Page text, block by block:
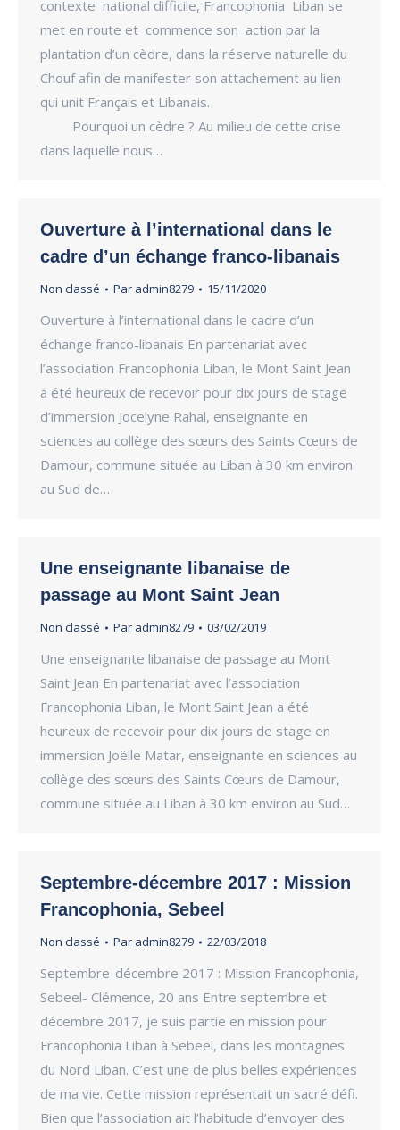
contexte national difficile, Francophonia Liban se
met en route et commence son action par la
plantation d’un cèdre, dans la réserve naturelle du
Chouf afin de manifester son attachement au lien
qui unit Français et Libanais.
Pourquoi un cèdre ? Au milieu de cette crise
dans laquelle nous…
Ouverture à l’international dans le
cadre d’un échange franco-libanais
Non classé Par admin8279 15/11/2020
Ouverture à l’international dans le cadre d’un
échange franco-libanais En partenariat avec
l’association Francophonia Liban, le Mont Saint Jean
a été heureux de recevoir pour dix jours de stage
d’immersion Jocelyne Rahal, enseignante en
sciences au collège des sœurs des Saints Cœurs de
Damour, commune située au Liban à 30 km environ
au Sud de…
Une enseignante libanaise de
passage au Mont Saint Jean
Non classé Par admin8279 03/02/2019
Une enseignante libanaise de passage au Mont
Saint Jean En partenariat avec l’association
Francophonia Liban, le Mont Saint Jean a été
heureux de recevoir pour dix jours de stage en
immersion Joëlle Matar, enseignante en sciences au
collège des sœurs des Saints Cœurs de Damour,
commune située au Liban à 30 km environ au Sud…
Septembre-décembre 2017 : Mission
Francophonia, Sebeel
Non classé Par admin8279 22/03/2018
Septembre-décembre 2017 : Mission Francophonia,
Sebeel- Clémence, 20 ans Entre septembre et
décembre 2017, je suis partie en mission pour
Francophonia Liban à Sebeel, dans les montagnes
du Nord Liban. C’est une de plus belles expériences
de ma vie. Cette mission représentait un sacré défi.
Bien que l’association ait l’habitude d’envoyer des